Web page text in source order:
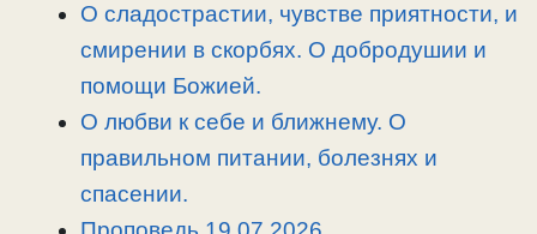
О сладострастии, чувстве приятности, и
смирении в скорбях. О добродушии и
помощи Божией.
О любви к себе и ближнему. О
правильном питании, болезнях и
спасении.